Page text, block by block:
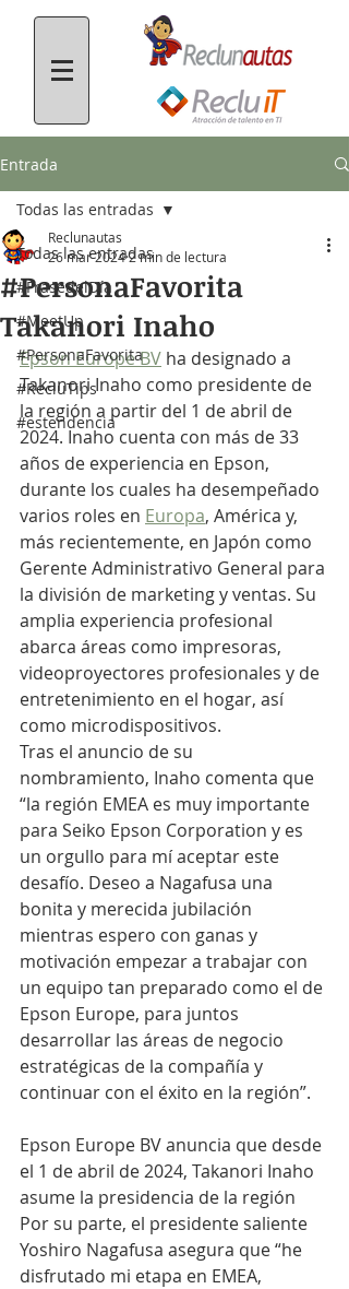
Entrada
Todas las entradas
#FrasedelDía
#MeetUp
#PersonaFavorita
#RecluTips
#estendencia
Todas las entradas
#PersonaFavorita
Takanori Inaho
Reclunautas
26 mar 20242 min de lectura
Epson Europe BV ha designado a
Takanori Inaho como presidente de
la región a partir del 1 de abril de
2024. Inaho cuenta con más de 33
años de experiencia en Epson,
durante los cuales ha desempeñado
varios roles en Europa, América y,
más recientemente, en Japón como
Gerente Administrativo General para
la división de marketing y ventas. Su
amplia experiencia profesional
abarca áreas como impresoras,
videoproyectores profesionales y de
entretenimiento en el hogar, así
como microdispositivos.
Tras el anuncio de su
nombramiento, Inaho comenta que
“la región EMEA es muy importante
para Seiko Epson Corporation y es
un orgullo para mí aceptar este
desafío. Deseo a Nagafusa una
bonita y merecida jubilación
mientras espero con ganas y
motivación empezar a trabajar con
un equipo tan preparado como el de
Epson Europe, para juntos
desarrollar las áreas de negocio
estratégicas de la compañía y
continuar con el éxito en la región”.
Epson Europe BV anuncia que desde
el 1 de abril de 2024, Takanori Inaho
asume la presidencia de la región
Por su parte, el presidente saliente
Yoshiro Nagafusa asegura que “he
disfrutado mi etapa en EMEA,